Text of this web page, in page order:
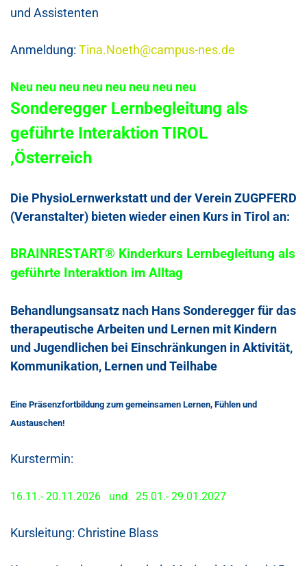
und Assistenten
Anmeldung: Tina.Noeth@campus-nes.de
Neu neu neu neu neu neu neu neu
Sonderegger Lernbegleitung als
geführte Interaktion TIROL
,Österreich
Die PhysioLernwerkstatt und der Verein ZUGPFERD
(Veranstalter) bieten wieder einen Kurs in Tirol an:
BRAINRESTART® Kinderkurs Lernbegleitung als
geführte Interaktion im Alltag
Behandlungsansatz nach Hans Sondereggerfür das
therapeutischeArbeiten und Lernen mit Kindern
und Jugendlichen bei Einschränkungen in Aktivität,
Kommunikation, Lernen und Teilhabe
Eine Präsenzfortbildung zum gemeinsamen Lernen, Fühlen und
Austauschen!
Kurstermin: ​
16.11.- 20.11.2026 und 25.01.- 29.01.2027
Kursleitung: ​ Christine Blass